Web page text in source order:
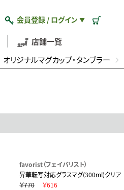
会員登録 / ログイン ▼
店舗一覧
オリジナルマグカップ・タンブラー
favorist（フェイバリスト）
昇華転写対応グラスマグ(300ml)クリア
￥770
￥616